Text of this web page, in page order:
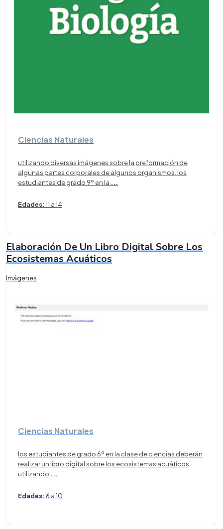
Ciencias Naturales
utilizando diversas imágenes sobre la preformación de
algunas partes corporales de algunos organismos, los
estudiantes de grado 9º en la ...
Edades:11 a 14
Elaboración De Un Libro Digital Sobre Los
Ecosistemas Acuáticos
Imágenes
Ciencias Naturales
los estudiantes de grado 6º en la clase de ciencias deberán
realizar un libro digital sobre los ecosistemas acuáticos
utilizando ...
Edades: 6 a 10